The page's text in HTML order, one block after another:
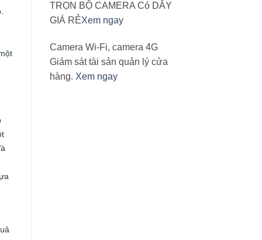
TRỌN BỘ CAMERA Có DÂY
GIÁ RẺXem ngay
Camera Wi-Fi, camera 4G
Giám sát tài sản quản lý cửa
hàng. Xem ngay